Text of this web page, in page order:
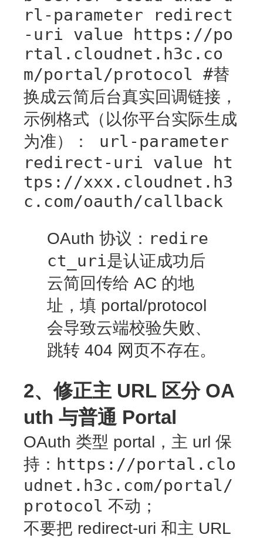
rl-parameter redirect
-uri value https://po
rtal.cloudnet.h3c.co
m/portal/protocol #替
换成云简后台真实回调链接，
示例格式（以你平台实际生成
为准）： url-parameter
redirect-uri value ht
tps://xxx.cloudnet.h3
c.com/oauth/callback
OAuth 协议： redire
ct_uri是认证成功后
云简回传给 AC 的地
址，填 portal/protocol
会导致云端校验失败、
跳转 404 网页不存在。
2、修正主 URL 区分 OA
uth 与普通 Portal
OAuth 类型 portal，主 url 保
持： https://portal.clo
udnet.h3c.com/portal/
protocol 不动；
不要把 redirect-uri 和主 URL